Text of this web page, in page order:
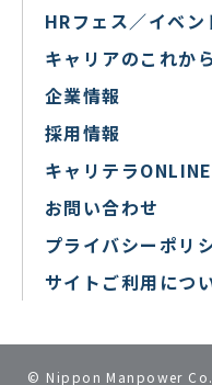
HRフェス／イベン
キャリアのこれか
企業情報
採用情報
キャリテラ
お問い合わせ
プライバシーポリ
サイトご利用につ
© Nippon Manpower